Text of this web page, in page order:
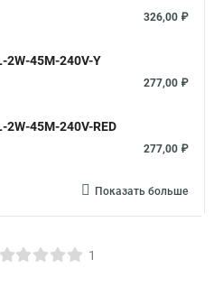
326,00 ₽
2W-45M-240V-Y
277,00 ₽
2W-45M-240V-RED
277,00 ₽
Показать больше
1